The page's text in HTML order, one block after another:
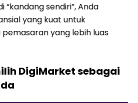
“kandang sendiri”, Anda
yang kuat untuk
yang lebih luas
DigiMarket sebagai